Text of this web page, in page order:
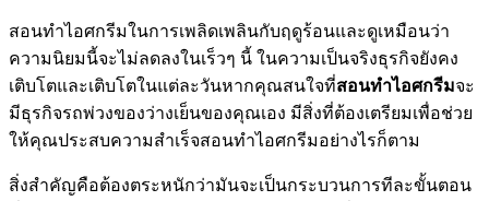
สอนทำไอศกรีมในการเพลิดเพลินกับฤดูร้อนและดูเหมือนว่า
ความนิยมนี้จะไม่ลดลงในเร็วๆ นี้ ในความเป็นจริงธุรกิจยังคง
เติบโตและเติบโตในแต่ละวันหากคุณสนใจที่สอนทำไอศกรีมจะ
มีธุรกิจรถพ่วงของว่างเย็นของคุณเอง มีสิ่งที่ต้องเตรียมเพื่อช่วย
ให้คุณประสบความสำเร็จสอนทำไอศกรีมอย่างไรก็ตาม
สิ่งสำคัญคือต้องตระหนักว่ามันจะเป็นกระบวนการทีละขั้นตอน